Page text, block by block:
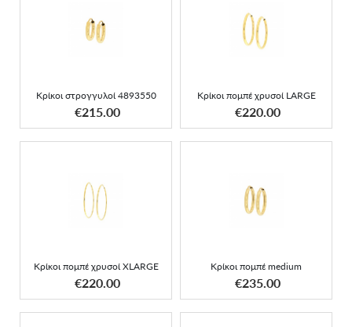
Κρίκοι στρογγυλοί 4893550
€215.00
Κρίκοι στρογγυλοί
4893550
ΑΠΟΚΤΗΣΕ ΤΟ
Κρίκοι πομπέ χρυσοί LARGE
€220.00
Κρίκοι πομπέ χρυσοί
LARGE
ΑΠΟΚΤΗΣΕ ΤΟ
Κρίκοι πομπέ χρυσοί XLARGE
€220.00
Κρίκοι πομπέ χρυσοί
XLARGE
ΑΠΟΚΤΗΣΕ ΤΟ
Κρίκοι πομπέ medium
€235.00
Κρίκοι πομπέ medium
ΑΠΟΚΤΗΣΕ ΤΟ